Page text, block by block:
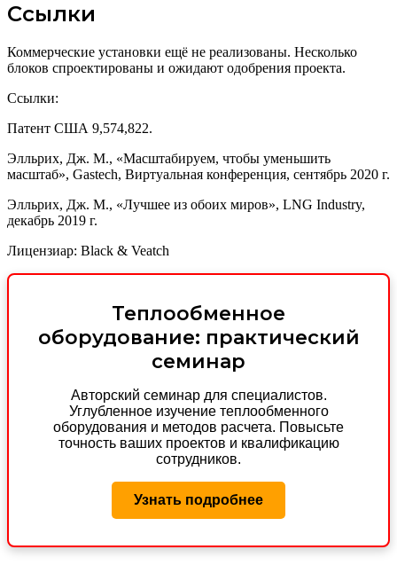
Ссылки
Коммерческие установки ещё не реализованы. Несколько
блоков спроектированы и ожидают одобрения проекта.
Ссылки:
Патент США 9,574,822.
Элльрих, Дж. М., «Масштабируем, чтобы уменьшить
масштаб», Gastech, Виртуальная конференция, сентябрь 2020 г.
Элльрих, Дж. М., «Лучшее из обоих миров», LNG Industry,
декабрь 2019 г.
Лицензиар: Black & Veatch
Теплообменное
оборудование: практический
семинар
Авторский семинар для специалистов.
Углубленное изучение теплообменного
оборудования и методов расчета. Повысьте
точность ваших проектов и квалификацию
сотрудников.
Узнать подробнее